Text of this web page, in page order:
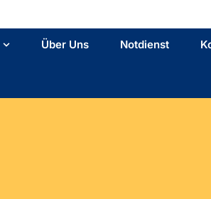
Über Uns Notdienst